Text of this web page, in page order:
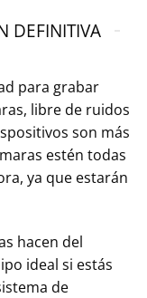
DEFINITIVA
para grabar
libre de ruidos
son más
estén todas
ya que estarán
hacen del
ideal si estás
de